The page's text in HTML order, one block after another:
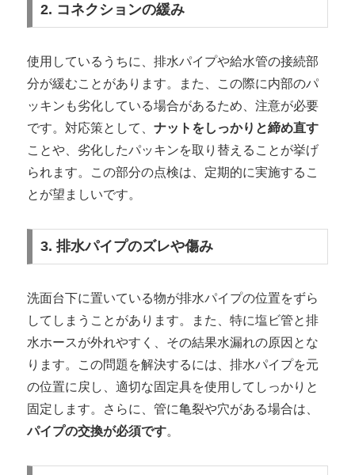
2. コネクションの緩み
使用しているうちに、排水パイプや給水管の接続部
分が緩むことがあります。また、この際に内部のパ
ッキンも劣化している場合があるため、注意が必要
です。対応策として、 ナットをしっかりと締め直す
ことや、劣化したパッキンを取り替えることが挙げ
られます。この部分の点検は、定期的に実施するこ
とが望ましいです。
3. 排水パイプのズレや傷み
洗面台下に置いている物が排水パイプの位置をずら
してしまうことがあります。また、特に塩ビ管と排
水ホースが外れやすく、その結果水漏れの原因とな
ります。この問題を解決するには、排水パイプを元
の位置に戻し、適切な固定具を使用してしっかりと
固定します。さらに、管に亀裂や穴がある場合は、
パイプの交換が必須です。